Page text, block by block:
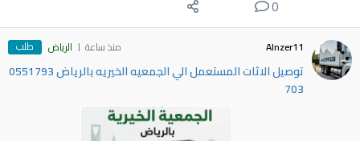
0
Alnzer11 منذ ساعة الرياض طلب
توصيل الاثات المستعمل الي الجمعيه الخيريه بالرياض 0551793
703